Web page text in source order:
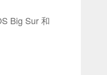
Big Sur 和